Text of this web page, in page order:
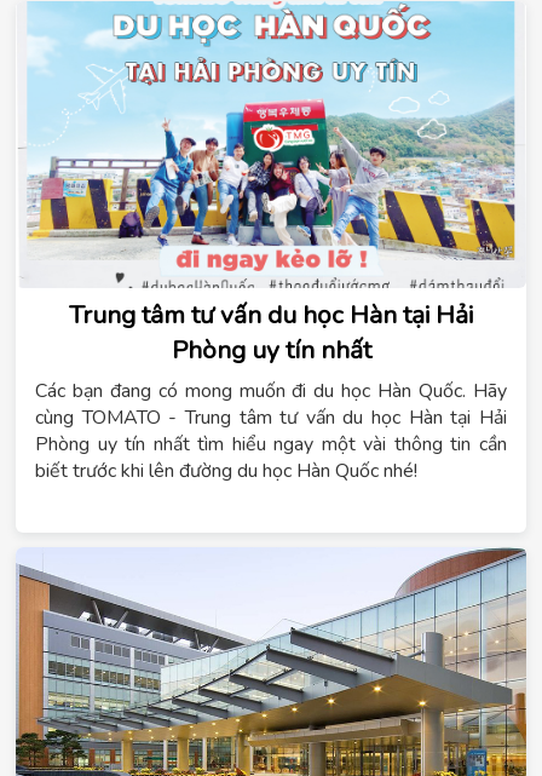
Trung tâm tư vấn du học Hàn tại Hải
Phòng uy tín nhất
Các bạn đang có mong muốn đi du học Hàn Quốc. Hãy
cùng TOMATO - Trung tâm tư vấn du học Hàn tại Hải
Phòng uy tín nhất tìm hiểu ngay một vài thông tin cần
biết trước khi lên đường du học Hàn Quốc nhé!